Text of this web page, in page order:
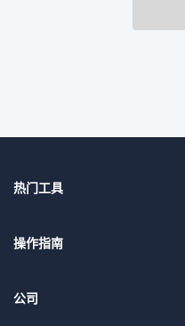
热门工具
操作指南
公司